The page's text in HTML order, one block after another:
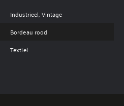
Industrieel, Vintage
Bordeau rood
Textiel